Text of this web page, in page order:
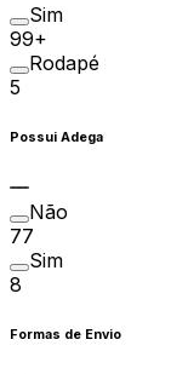
Sim
99+
Rodapé
5
Possui Adega
Não
77
Sim
8
Formas de Envio